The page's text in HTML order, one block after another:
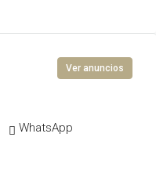
Ver anuncios
WhatsApp